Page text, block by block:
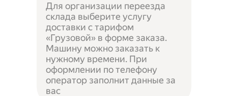
Для организации переезда
склада выберите услугу
доставки с тарифом
«Грузовой» в форме заказа.
Машину можно заказать к
нужному времени. При
оформлении по телефону
оператор заполнит данные за
вас